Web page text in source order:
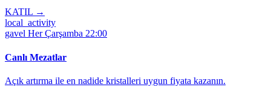
KATIL →
local_activity
gavel Her Çarşamba 22:00
Canlı Mezatlar
Açık artırma ile en nadide kristalleri uygun fiyata kazanın.